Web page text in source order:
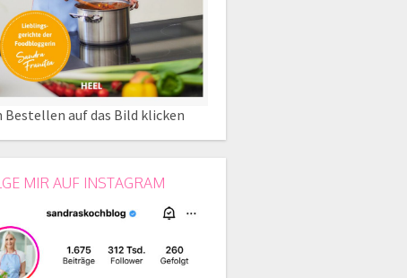
Bestellen auf das Bild klicken
MIR AUF INSTAGRAM